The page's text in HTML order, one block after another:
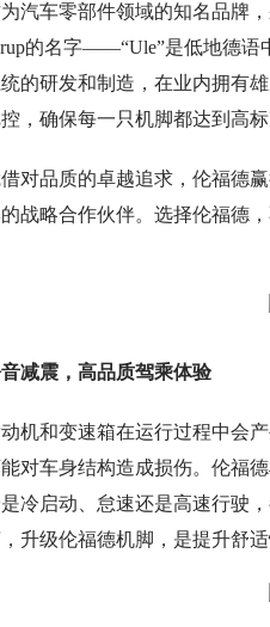
车零部件领域的知名品牌，
的名字——“Ule”是低地德语
的研发和制造，在业内拥有
，确保每一只机脚都达到高标
品质的卓越追求，伦福德赢
战略合作伙伴。选择伦福德
减震，高品质驾乘体验
和变速箱在运行过程中会产
对车身结构造成损伤。伦福
冷启动、怠速还是高速行驶
升级伦福德机脚，是提升舒